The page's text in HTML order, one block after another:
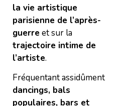
la vie artistique
parisienne de l’après-
guerre et sur la
trajectoire intime de
l’artiste.
Fréquentant assidûment
dancings, bals
populaires, bars et